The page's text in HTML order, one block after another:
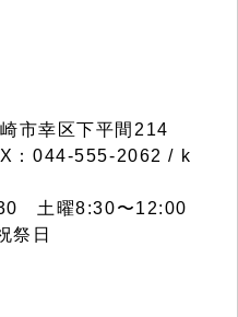
市幸区下平間214
：044-555-2062 / k
土曜8:30〜12:00
祭日